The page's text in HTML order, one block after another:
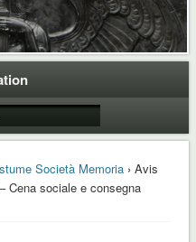
Società Memoria› Avis
Cena sociale e consegna